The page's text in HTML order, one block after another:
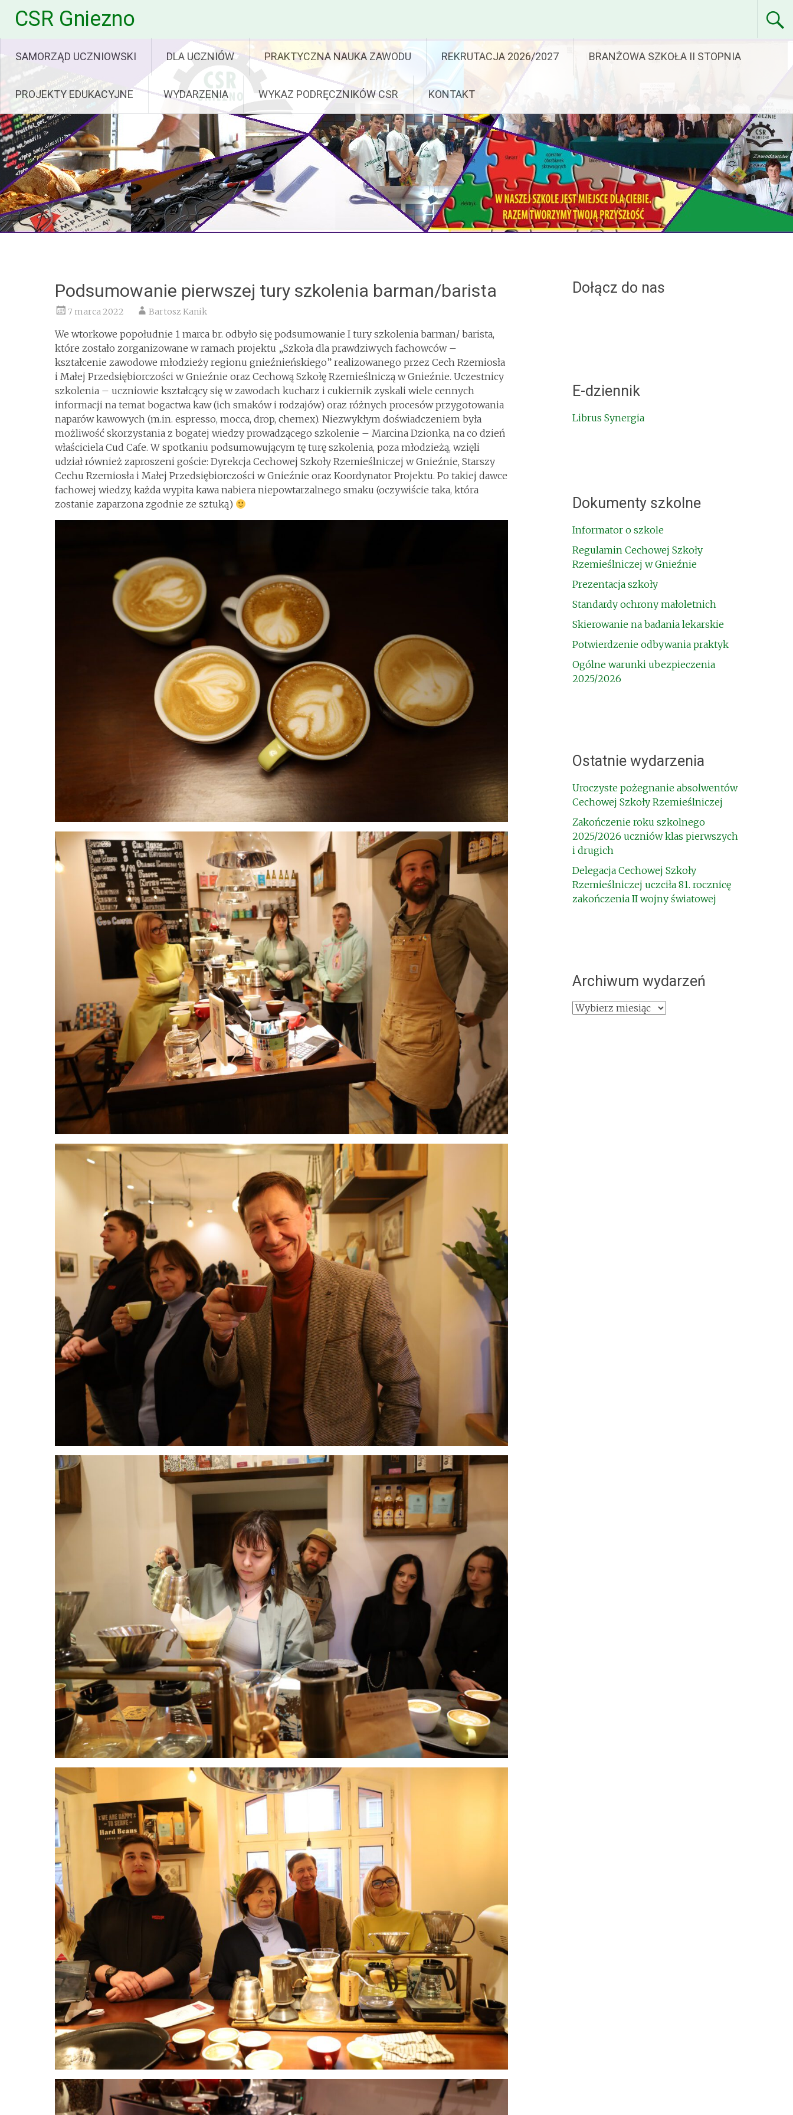
content
CSR Gniezno
SAMORZĄD UCZNIOWSKI DLA UCZNIÓW PRAKTYCZNA NAUKA ZAWODU REKRUTACJA 2026/2027 BRANŻOWA SZKOŁA II STOPNIA
PROJEKTY EDUKACYJNE WYDARZENIA WYKAZ PODRĘCZNIKÓW CSR KONTAKT
Podsumowanie pierwszej tury szkolenia barman/barista
7 marca 2022 Bartosz Kanik
We wtorkowe popołudnie 1 marca br. odbyło się podsumowanie I tury szkolenia barman/ barista,
które zostało zorganizowane w ramach projektu „Szkoła dla prawdziwych fachowców –
kształcenie zawodowe młodzieży regionu gnieźnieńskiego” realizowanego przez Cech Rzemiosła
i Małej Przedsiębiorczości w Gnieźnie oraz Cechową Szkołę Rzemieślniczą w Gnieźnie. Uczestnicy
szkolenia – uczniowie kształcący się w zawodach kucharz i cukiernik zyskali wiele cennych
informacji na temat bogactwa kaw (ich smaków i rodzajów) oraz różnych procesów przygotowania
naparów kawowych (m.in. espresso, mocca, drop, chemex). Niezwykłym doświadczeniem była
możliwość skorzystania z bogatej wiedzy prowadzącego szkolenie – Marcina Dzionka, na co dzień
właściciela Cud Cafe. W spotkaniu podsumowującym tę turę szkolenia, poza młodzieżą, wzięli
udział również zaproszeni goście: Dyrekcja Cechowej Szkoły Rzemieślniczej w Gnieźnie, Starszy
Cechu Rzemiosła i Małej Przedsiębiorczości w Gnieźnie oraz Koordynator Projektu. Po takiej dawce
fachowej wiedzy, każda wypita kawa nabiera niepowtarzalnego smaku (oczywiście taka, która
zostanie zaparzona zgodnie ze sztuką)
Dołącz do nas
E-dziennik
Librus Synergia
Dokumenty szkolne
Informator o szkole
Regulamin Cechowej Szkoły
Rzemieślniczej w Gnieźnie
Prezentacja szkoły
Standardy ochrony małoletnich
Skierowanie na badania lekarskie
Potwierdzenie odbywania praktyk
Ogólne warunki ubezpieczenia
2025/2026
Ostatnie wydarzenia
Uroczyste pożegnanie absolwentów
Cechowej Szkoły Rzemieślniczej
Zakończenie roku szkolnego
2025/2026 uczniów klas pierwszych
i drugich
Delegacja Cechowej Szkoły
Rzemieślniczej uczciła 81. rocznicę
zakończenia II wojny światowej
Archiwum wydarzeń
Archiwum